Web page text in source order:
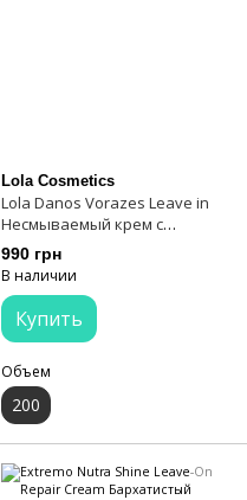
Lola Cosmetics
Lola Danos Vorazes Leave in
Несмываемый крем с
термозащитой 200 мл
990 грн
В наличии
Купить
Объем
200